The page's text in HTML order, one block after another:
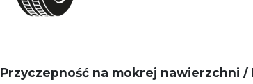
Przyczepność na mokrej nawierzchni